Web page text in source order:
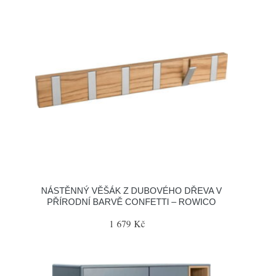
NÁSTĚNNÝ VĚŠÁK Z DUBOVÉHO DŘEVA V
PŘÍRODNÍ BARVĚ CONFETTI – ROWICO
1 679 Kč